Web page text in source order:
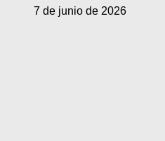
7 de junio de 2026